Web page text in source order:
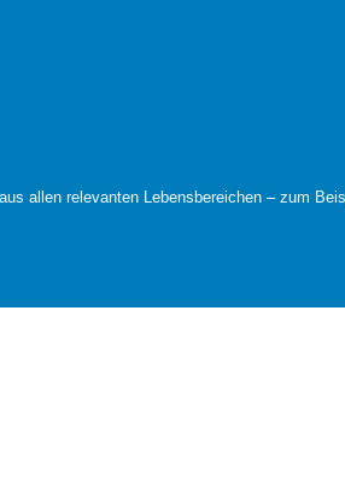
allen relevanten Lebensbereichen – zum